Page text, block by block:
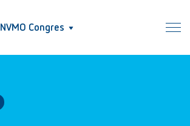
NVMO Congres